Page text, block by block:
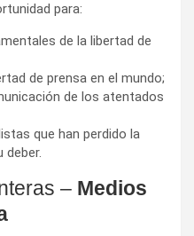
para:
de la libertad de
de prensa en el mundo;
de los atentados
que han perdido la
deber.
– Medios